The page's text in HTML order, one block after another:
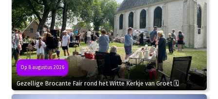
Op 8 augustus 2026
Gezellige Brocante Fair rond het Witte Kerkje van Groet 🗓